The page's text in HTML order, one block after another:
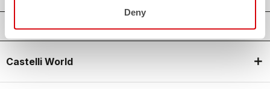
Deny
Castelli World